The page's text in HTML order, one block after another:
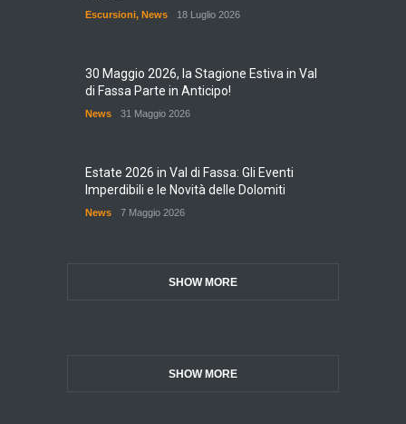
Escursioni, News 18 Luglio 2026
30 Maggio 2026, la Stagione Estiva in Val
di Fassa Parte in Anticipo!
News 31 Maggio 2026
Estate 2026 in Val di Fassa: Gli Eventi
Imperdibili e le Novità delle Dolomiti
News 7 Maggio 2026
SHOW MORE
SHOW MORE